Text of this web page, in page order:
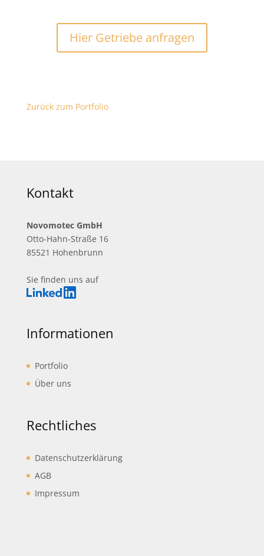
Hier Getriebe anfragen
Zurück zum Portfolio
Kontakt
Novomotec GmbH
Otto-Hahn-Straße 16
85521 Hohenbrunn
Sie finden uns auf
Informationen
Portfolio
Über uns
Rechtliches
Datenschutzerklärung
AGB
Impressum